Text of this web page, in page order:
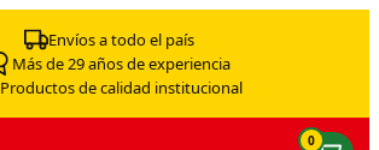
Envíos a todo el país
Más de 29 años de experiencia
Productos de calidad institucional
0